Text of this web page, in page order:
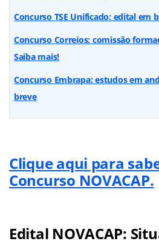
Concurso TSE Unificado: edital em
Concurso Correios: comissão
Saiba mais!
Concurso Embrapa: estudos em
breve
Clique aqui para
Concurso NOVACAP.
Edital NOVACAP: